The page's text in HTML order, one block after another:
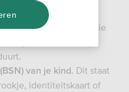
DigiD? Dan moet je die
de post, dus hou er
van je kind. Dit staat
identiteitskaart of